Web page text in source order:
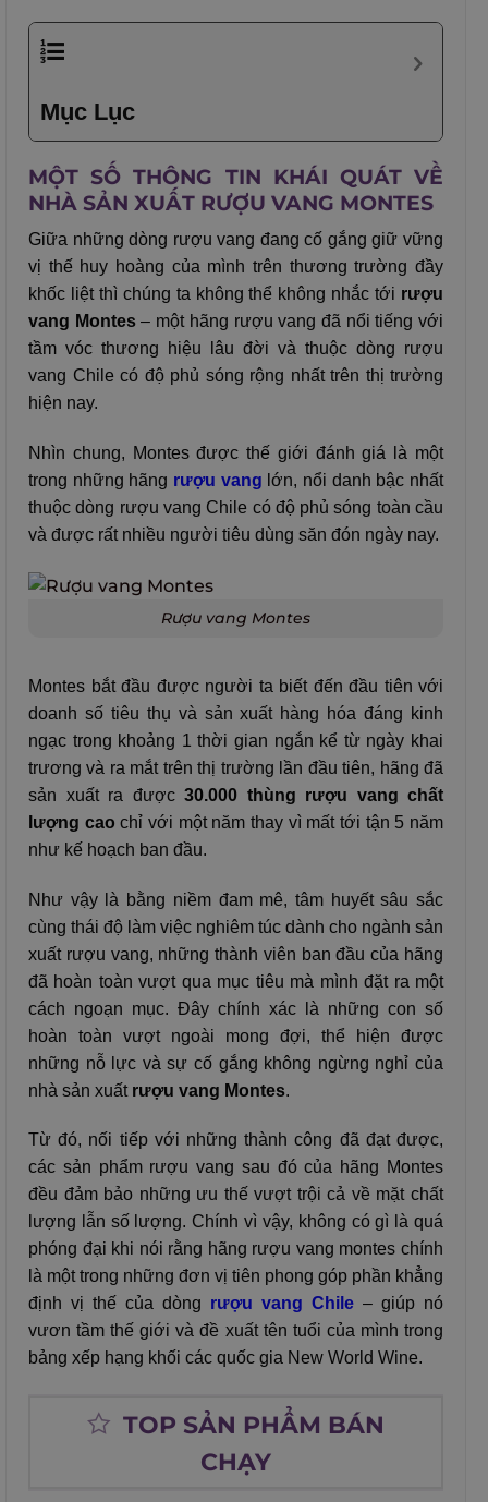
Mục Lục
MỘT SỐ THÔNG TIN KHÁI QUÁT VỀ
NHÀ SẢN XUẤT RƯỢU VANG MONTES
Giữa những dòng rượu vang đang cố gắng giữ vững
vị thế huy hoàng của mình trên thương trường đầy
khốc liệt thì chúng ta không thể không nhắc tới rượu
vang Montes– một hãng rượu vang đã nổi tiếng với
tầm vóc thương hiệu lâu đời và thuộc dòng rượu
vang Chile có độ phủ sóng rộng nhất trên thị trường
hiện nay.
Nhìn chung, Montes được thế giới đánh giá là một
trong những hãng rượu vang lớn, nổi danh bậc nhất
thuộc dòng rượu vang Chile có độ phủ sóng toàn cầu
và được rất nhiều người tiêu dùng săn đón ngày nay.
Rượu vang Montes
Montes bắt đầu được người ta biết đến đầu tiên với
doanh số tiêu thụ và sản xuất hàng hóa đáng kinh
ngạc trong khoảng 1 thời gian ngắn kể từ ngày khai
trương và ra mắt trên thị trường lần đầu tiên, hãng đã
sản xuất ra được 30.000 thùng rượu vang chất
lượng cao chỉ với một năm thay vì mất tới tận 5 năm
như kế hoạch ban đầu.
Như vậy là bằng niềm đam mê, tâm huyết sâu sắc
cùng thái độ làm việc nghiêm túc dành cho ngành sản
xuất rượu vang, những thành viên ban đầu của hãng
đã hoàn toàn vượt qua mục tiêu mà mình đặt ra một
cách ngoạn mục. Đây chính xác là những con số
hoàn toàn vượt ngoài mong đợi, thể hiện được
những nỗ lực và sự cố gắng không ngừng nghỉ của
nhà sản xuất rượu vang Montes.
Từ đó, nối tiếp với những thành công đã đạt được,
các sản phẩm rượu vang sau đó của hãng Montes
đều đảm bảo những ưu thế vượt trội cả về mặt chất
lượng lẫn số lượng. Chính vì vậy, không có gì là quá
phóng đại khi nói rằng hãng rượu vang montes chính
là một trong những đơn vị tiên phong góp phần khẳng
định vị thế của dòng rượu vang Chile – giúp nó
vươn tầm thế giới và đề xuất tên tuổi của mình trong
bảng xếp hạng khối các quốc gia New World Wine.
TOP SẢN PHẨM BÁN
CHẠY